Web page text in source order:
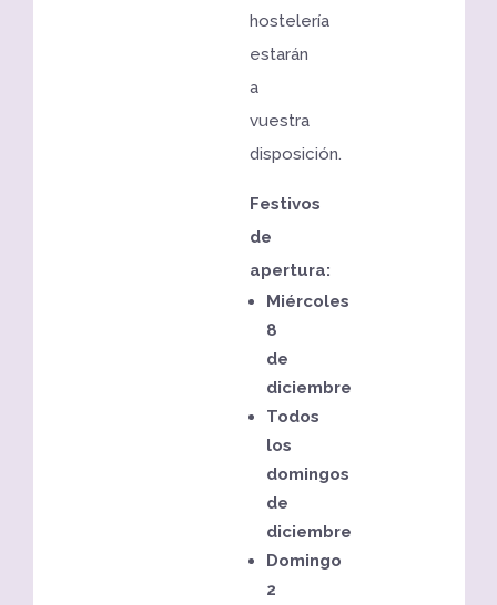
hostelería
estarán
a
vuestra
disposición.
Festivos
de
apertura:
Miércoles
8
de
diciembre
Todos
los
domingos
de
diciembre
Domingo
2